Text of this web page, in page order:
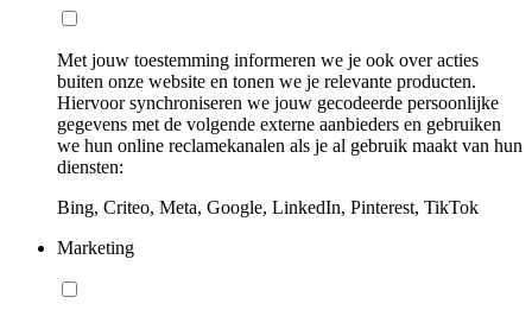
Met jouw toestemming informeren we je ook over acties
buiten onze website en tonen we je relevante producten.
Hiervoor synchroniseren we jouw gecodeerde persoonlijke
gegevens met de volgende externe aanbieders en gebruiken
we hun online reclamekanalen als je al gebruik maakt van hun
diensten:
Bing, Criteo, Meta, Google, LinkedIn, Pinterest, TikTok
Marketing